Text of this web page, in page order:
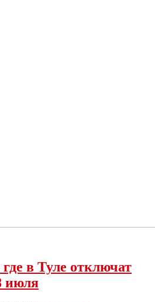
в Туле отключат
июля